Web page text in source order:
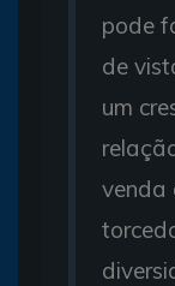
pode
de
um
venda